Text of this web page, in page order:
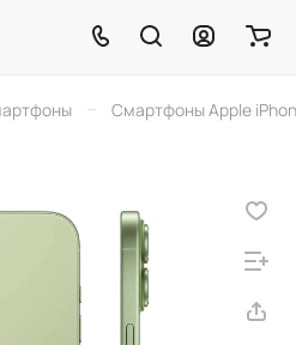
– Смартфоны Apple